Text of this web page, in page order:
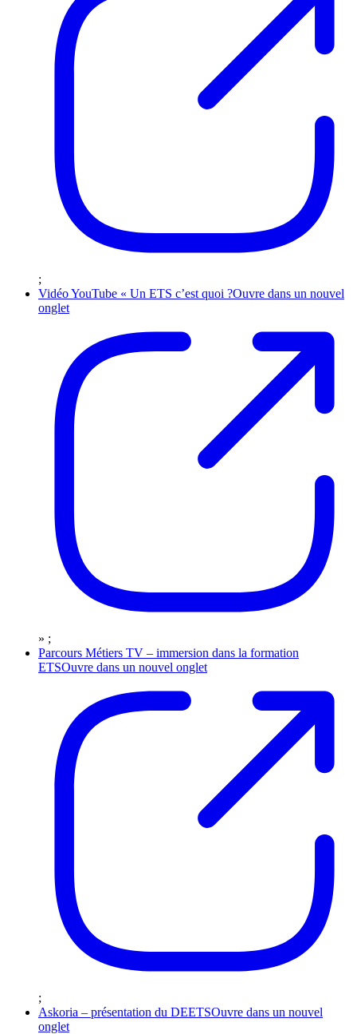
;
Vidéo YouTube « Un ETS c’est quoi ?Ouvre dans un nouvel
onglet
» ;
Parcours Métiers TV – immersion dans la formation
ETSOuvre dans un nouvel onglet
;
Askoria – présentation du DEETSOuvre dans un nouvel
onglet